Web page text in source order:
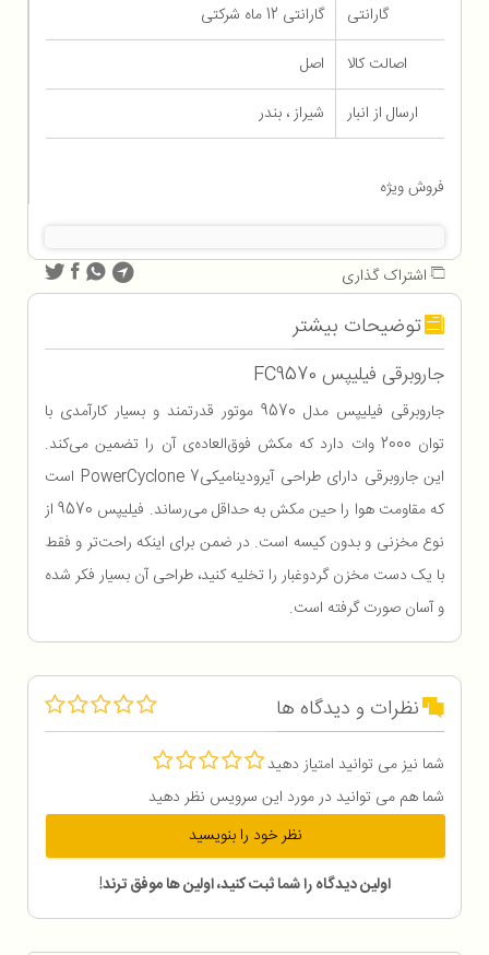
گارانتی
گارانتی 12 ماه شرکتی
اصالت کالا
اصل
ارسال از انبار
شیراز ، بندر
فروش ویژه
اشتراک گذاری
توضیحات بیشتر
جاروبرقی فیلیپس FC9570
جاروبرقی فیلیپس مدل 9570 موتور قدرتمند و بسیار کارآمدی با
توان 2000 وات دارد که مکش فوق‌العاده‌ی آن را تضمین می‌کند.
این جاروبرقی دارای طراحی آیرودینامیکیPowerCyclone 7 است
که مقاومت هوا را حین مکش به حداقل می‌رساند. فیلیپس 9570 از
نوع مخزنی و بدون کیسه است. در ضمن برای اینکه راحت‌تر و فقط
با یک دست مخزن گردوغبار را تخلیه کنید، طراحی آن بسیار فکر شده
و آسان صورت گرفته است.
نظرات و دیدگاه ها
شما نیز می توانید امتیاز دهید
شما هم می توانید در مورد این سرویس نظر دهید
نظر خود را بنویسید
اولین دیدگاه را شما ثبت کنید، اولین ها موفق ترند!